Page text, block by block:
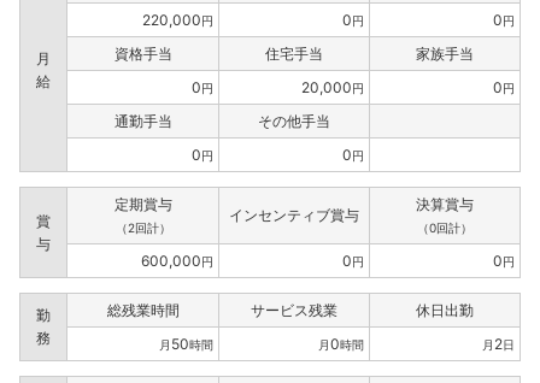
月
給
220,000円 0円 0円
資格手当 住宅手当
家族手当
0円 20,000円 0円
通勤手当
その他手当
0円 0円
賞
与
定期賞与
（2回計）
インセンティブ賞与
決算賞与
（0回計）
600,000円 0円 0円
勤
務
総残業時間 サービス残業 休日出勤
月 50時間 月0時間 月 2日